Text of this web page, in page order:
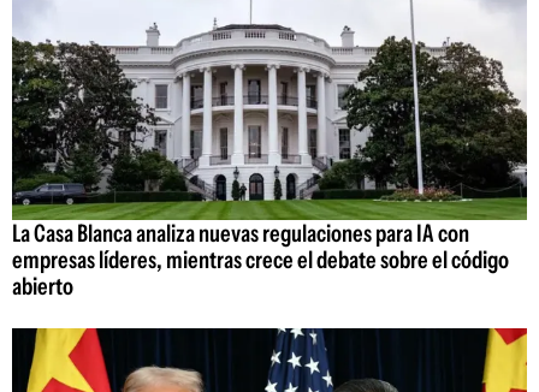
La Casa Blanca analiza nuevas regulaciones para IA con
empresas líderes, mientras crece el debate sobre el código
abierto